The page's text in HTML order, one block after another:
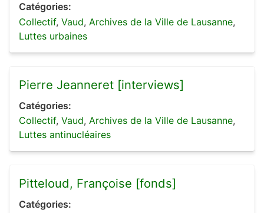
Catégories:
Collectif, Vaud, Archives de la Ville de Lausanne,
Luttes urbaines
Pierre Jeanneret [interviews]
Catégories:
Collectif, Vaud, Archives de la Ville de Lausanne,
Luttes antinucléaires
Pitteloud, Françoise [fonds]
Catégories: